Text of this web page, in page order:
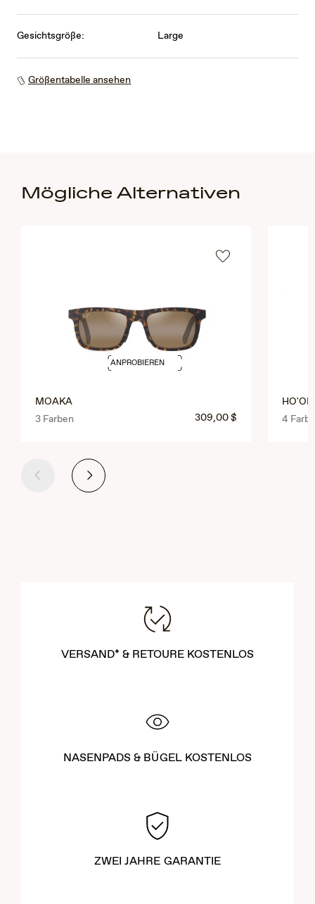
Gesichtsgröße: Large
Größentabelle ansehen
Mögliche Alternativen
MOAKA
3 Farben
309,00 $
ANPROBIEREN
4
Auswahl Weiter
VERSAND* & RETOURE KOSTENLOS
NASENPADS & BÜGEL KOSTENLOS
ZWEI JAHRE GARANTIE